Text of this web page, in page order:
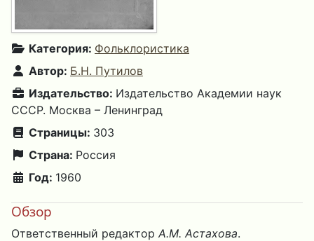
Категория: Фольклористика
Автор: Б.Н. Путилов
Издательство: Издательство Академии наук
СССР. Москва – Ленинград
Страницы: 303
Страна: Россия
Год: 1960
Обзор
Ответственный редактор А.М. Астахова.